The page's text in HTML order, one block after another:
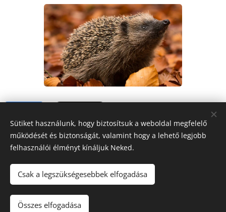
FORRÁSRÁDIÓ
Sütiket használunk, hogy biztosítsuk a weboldal megfelelő
működését és biztonságát, valamint hogy a lehető legjobb
felhasználói élményt kínáljuk Neked.
Csak a legszükségesebbek elfogadása
Összes elfogadása